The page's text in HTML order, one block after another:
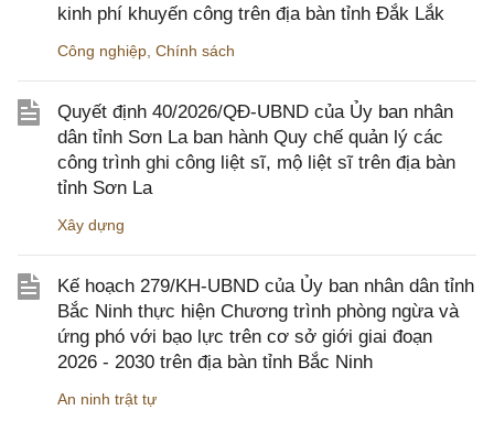
kinh phí khuyến công trên địa bàn tỉnh Đắk Lắk
Công nghiệp Chính sách
Quyết định 40/2026/QĐ-UBND của Ủy ban nhân
dân tỉnh Sơn La ban hành Quy chế quản lý các
công trình ghi công liệt sĩ, mộ liệt sĩ trên địa bàn
tỉnh Sơn La
Xây dựng
Kế hoạch 279/KH-UBND của Ủy ban nhân dân tỉnh
Bắc Ninh thực hiện Chương trình phòng ngừa và
ứng phó với bạo lực trên cơ sở giới giai đoạn
2026 - 2030 trên địa bàn tỉnh Bắc Ninh
An ninh trật tự